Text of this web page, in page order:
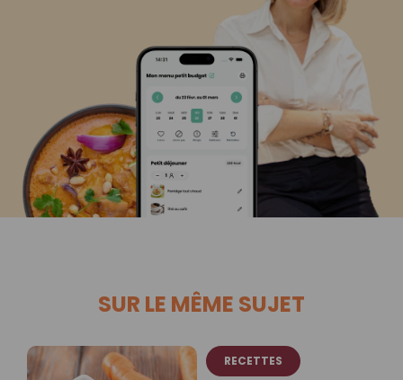
SUR LE MÊME SUJET
RECETTES